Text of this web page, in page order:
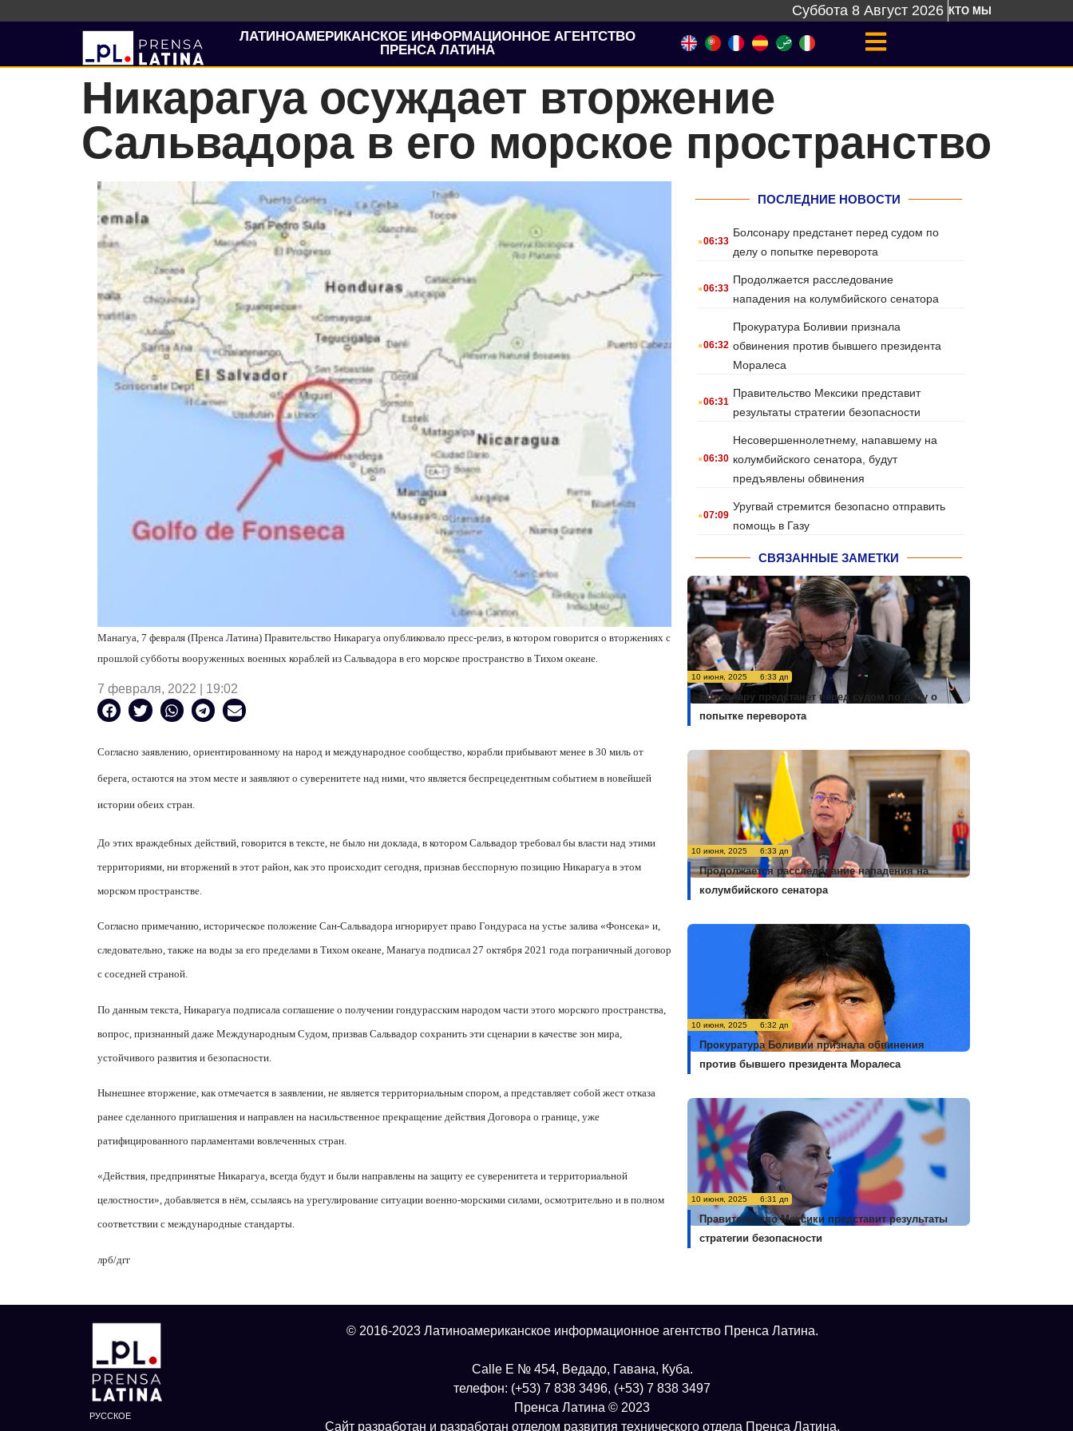
Суббота 8 Август 2026 КТО МЫ
ЛАТИНОАМЕРИКАНСКОЕ ИНФОРМАЦИОННОЕ АГЕНТСТВО
ПРЕНСА ЛАТИНА
Никарагуа осуждает вторжение
Сальвадора в его морское пространство
Манагуа, 7 февраля (Пренса Латина) Правительство Никарагуа опубликовало пресс-релиз, в котором говорится о вторжениях с
прошлой субботы вооруженных военных кораблей из Сальвадора в его морское пространство в Тихом океане.
7 февраля, 2022 | 19:02
Согласно заявлению, ориентированному на народ и международное сообщество, корабли прибывают менее в 30 миль от
берега, остаются на этом месте и заявляют о суверенитете над ними, что является беспрецедентным событием в новейшей
истории обеих стран.
До этих враждебных действий, говорится в тексте, не было ни доклада, в котором Сальвадор требовал бы власти над этими
территориями, ни вторжений в этот район, как это происходит сегодня, признав бесспорную позицию Никарагуа в этом
морском пространстве.
Согласно примечанию, историческое положение Сан-Сальвадора игнорирует право Гондураса на устье залива «Фонсека» и,
следовательно, также на воды за его пределами в Тихом океане, Манагуа подписал 27 октября 2021 года пограничный договор
с соседней страной.
По данным текста, Никарагуа подписала соглашение о получении гондурасским народом части этого морского пространства,
вопрос, признанный даже Международным Судом, призвав Сальвадор сохранить эти сценарии в качестве зон мира,
устойчивого развития и безопасности.
Нынешнее вторжение, как отмечается в заявлении, не является территориальным спором, а представляет собой жест отказа
ранее сделанного приглашения и направлен на насильственное прекращение действия Договора о границе, уже
ратифицированного парламентами вовлеченных стран.
«Действия, предпринятые Никарагуа, всегда будут и были направлены на защиту ее суверенитета и территориальной
целостности», добавляется в нём, ссылаясь на урегулирование ситуации военно-морскими силами, осмотрительно и в полном
соответствии с международные стандарты.
лрб/дгг
ПОСЛЕДНИЕ НОВОСТИ
.06:33
Болсонару предстанет перед судом по
делу о попытке переворота
.06:33
Продолжается расследование
нападения на колумбийского сенатора
.06:32
Прокуратура Боливии признала
обвинения против бывшего президента
Моралеса
.06:31
Правительство Мексики представит
результаты стратегии безопасности
.06:30
Несовершеннолетнему, напавшему на
колумбийского сенатора, будут
предъявлены обвинения
.07:09
Уругвай стремится безопасно отправить
помощь в Газу
СВЯЗАННЫЕ ЗАМЕТКИ
10 июня, 2025 6:33 дп
Болсонару предстанет перед судом по делу о
попытке переворота
10 июня, 2025 6:33 дп
Продолжается расследование нападения на
колумбийского сенатора
10 июня, 2025 6:32 дп
Прокуратура Боливии признала обвинения
против бывшего президента Моралеса
10 июня, 2025 6:31 дп
Правительство Мексики представит результаты
стратегии безопасности
РУССКОЕ
© 2016-2023 Латиноамериканское информационное агентство Пренса Латина.
Calle E № 454, Ведадо, Гавана, Куба.
телефон: (+53) 7 838 3496, (+53) 7 838 3497
Пренса Латина © 2023
Сайт разработан и разработан отделом развития технического отдела Пренса Латина.